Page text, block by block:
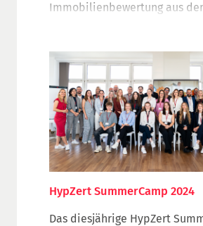
Immobilienbewertung aus
HypZert SummerCamp 2024
Das diesjährige HypZert